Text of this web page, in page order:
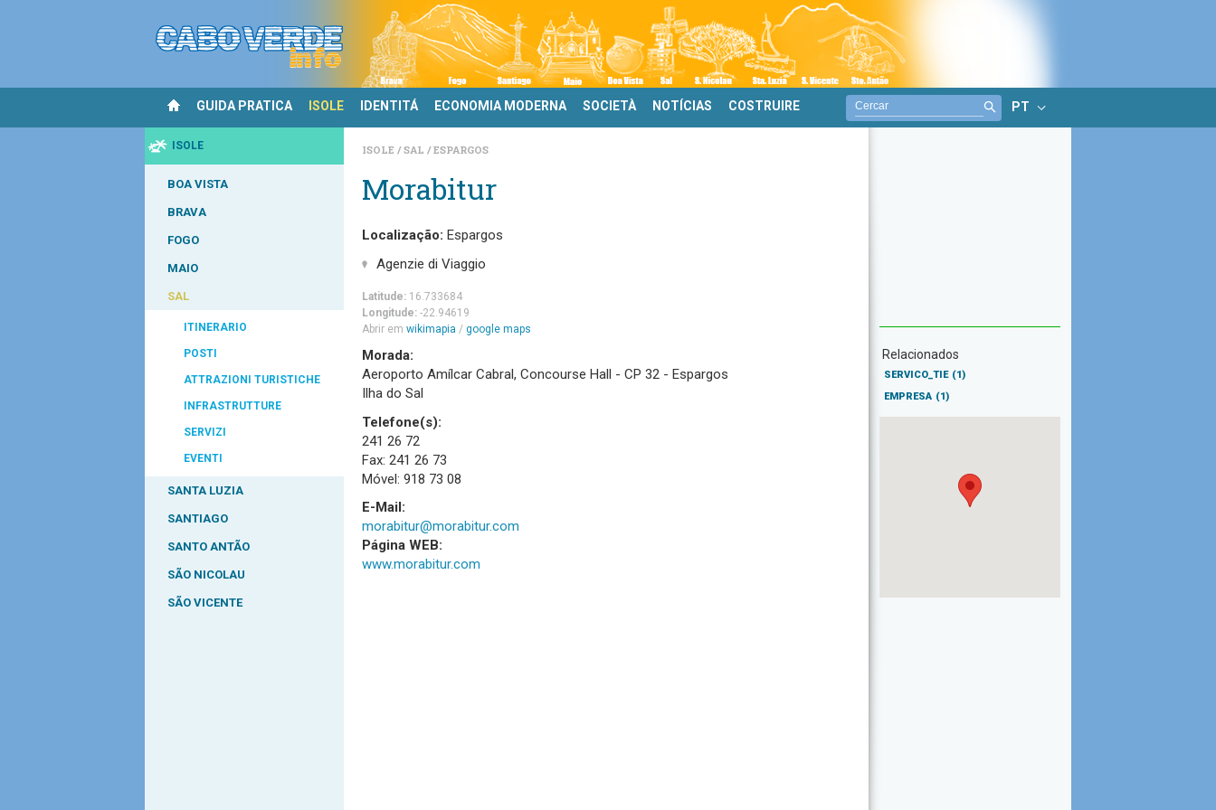
GUIDA PRATICA ISOLE IDENTITÁ ECONOMIA MODERNA SOCIETÀ NOTÍCIAS COSTRUIRE PT
ISOLE
BOA VISTA
BRAVA
FOGO
MAIO
SAL
ITINERARIO
POSTI
ATTRAZIONI TURISTICHE
INFRASTRUTTURE
SERVIZI
EVENTI
SANTA LUZIA
SANTIAGO
SANTO ANTÃO
SÃO NICOLAU
SÃO VICENTE
ISOLE SAL ESPARGOS
Morabitur
Localização: Espargos
Agenzie di Viaggio
Latitude: 16.733684
Longitude: -22.94619
Abrir em wikimapia / google maps
Morada:
Aeroporto Amílcar Cabral, Concourse Hall - CP 32 - Espargos
Ilha do Sal
Telefone(s):
241 26 72
Fax: 241 26 73
Móvel: 918 73 08
E-Mail:
morabitur@morabitur.com
Página WEB:
www.morabitur.com
Relacionados
SERVICO_TIE (1)
EMPRESA (1)